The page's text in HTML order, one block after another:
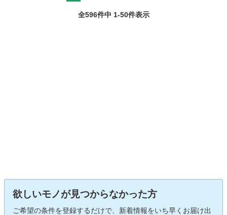
全596件中 1-50件表示
欲しいモノが見つからなかった方
ご希望の条件を登録するだけで、新着情報をいち早くお届け出